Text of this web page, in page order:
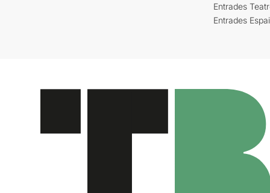
Entrades
Entrades